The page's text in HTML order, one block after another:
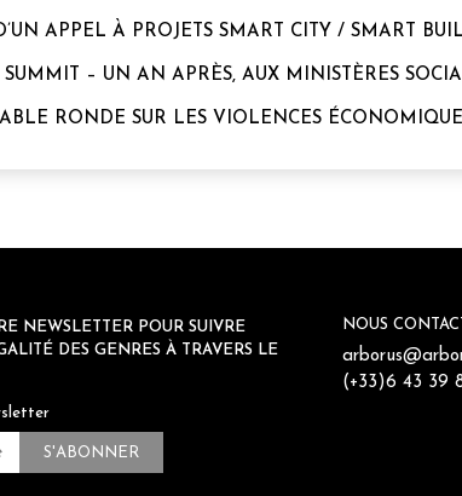
APPEL À PROJETS SMART CITY / SMART
SUMMIT – UN AN APRÈS, AUX MINISTÈRES
RONDE SUR LES VIOLENCES
NEWSLETTER POUR SUIVRE
DES GENRES À TRAVERS LE
NOUS
(+33)6 43 39